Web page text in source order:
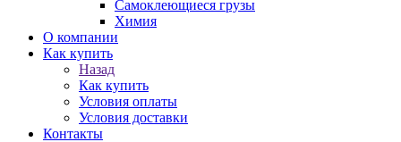
Самоклеющиеся грузы
Химия
О компании
Как купить
Назад
Как купить
Условия оплаты
Условия доставки
Контакты